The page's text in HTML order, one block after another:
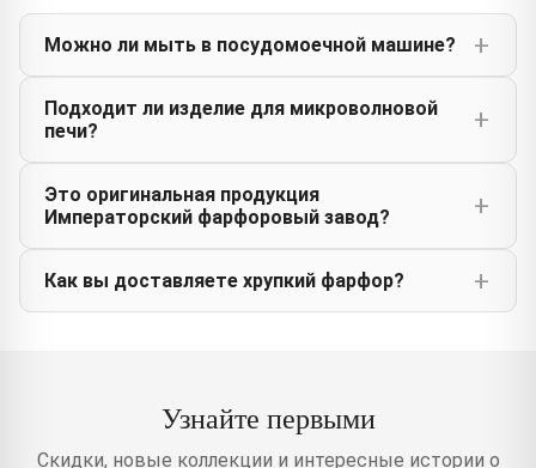
Можно ли мыть в посудомоечной машине?
Подходит ли изделие для микроволновой
печи?
Это оригинальная продукция
Императорский фарфоровый завод?
Как вы доставляете хрупкий фарфор?
Узнайте первыми
Скидки, новые коллекции и интересные истории о